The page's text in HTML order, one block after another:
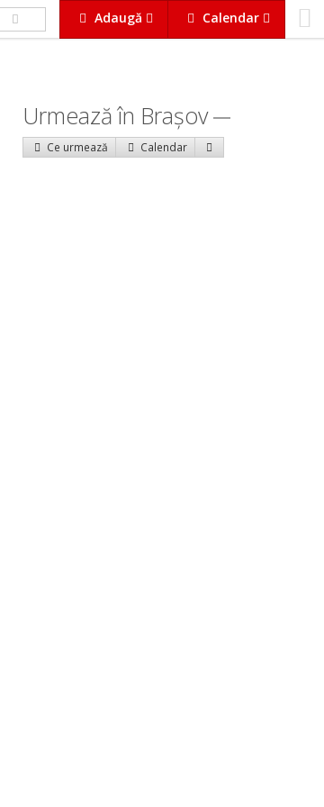
Adaugă Calendar
Urmează în Braşov
Ce urmează Calendar